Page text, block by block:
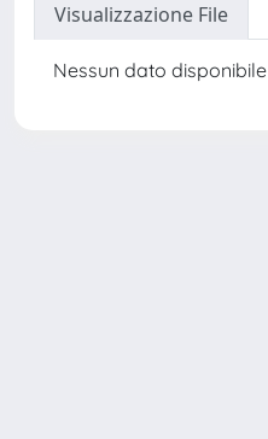
Visualizzazione File
Nessun dato disponibile